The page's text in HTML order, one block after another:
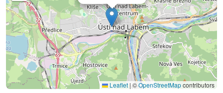
Leaflet |©OpenStreetMapcontributors